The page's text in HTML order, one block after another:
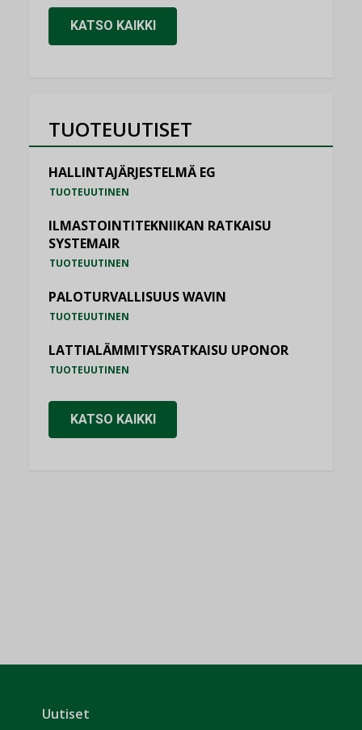
KATSO KAIKKI
TUOTEUUTISET
HALLINTAJÄRJESTELMÄ EG
TUOTEUUTINEN
ILMASTOINTITEKNIIKAN RATKAISU
SYSTEMAIR
TUOTEUUTINEN
PALOTURVALLISUUS WAVIN
TUOTEUUTINEN
LATTIALÄMMITYSRATKAISU UPONOR
TUOTEUUTINEN
KATSO KAIKKI
Uutiset